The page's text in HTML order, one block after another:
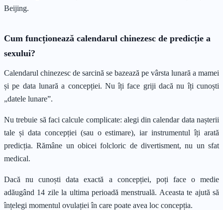
Beijing.
Cum funcționează calendarul chinezesc de predicție a
sexului?
Calendarul chinezesc de sarcină se bazează pe vârsta lunară a mamei
și pe data lunară a concepției. Nu îți face griji dacă nu îți cunoști
„datele lunare”.
Nu trebuie să faci calcule complicate: alegi din calendar data nașterii
tale și data concepției (sau o estimare), iar instrumentul îți arată
predicția. Rămâne un obicei folcloric de divertisment, nu un sfat
medical.
Dacă nu cunoști data exactă a concepției, poți face o medie
adăugând 14 zile la ultima perioadă menstruală. Aceasta te ajută să
înțelegi momentul ovulației în care poate avea loc concepția.